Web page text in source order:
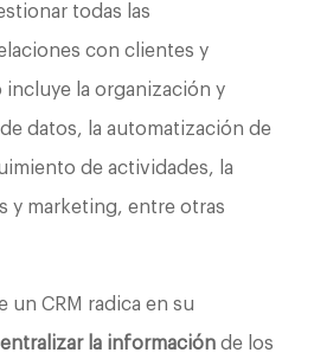
todas las
con clientes y
la organización y
datos, la automatización de
de actividades, la
y marketing, entre otras
un CRM radica en su
la informaciónde los